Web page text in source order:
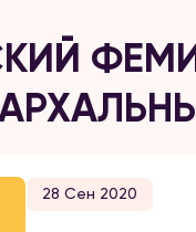
28 Сен 2020